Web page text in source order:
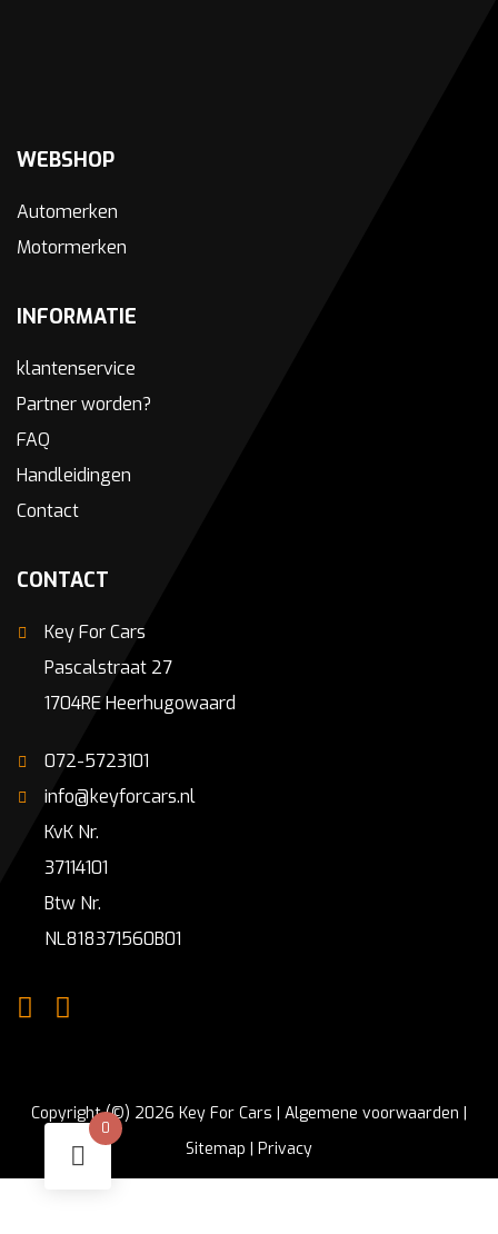
WEBSHOP
Automerken
Motormerken
INFORMATIE
klantenservice
Partner worden?
FAQ
Handleidingen
Contact
CONTACT
Key For Cars
Pascalstraat 27
1704RE Heerhugowaard
072-5723101
info@keyforcars.nl
KvK Nr.
37114101
Btw Nr.
NL818371560B01
Copyright (©) 2026 Key For Cars | Algemene voorwaarden
Sitemap
Privacy
0